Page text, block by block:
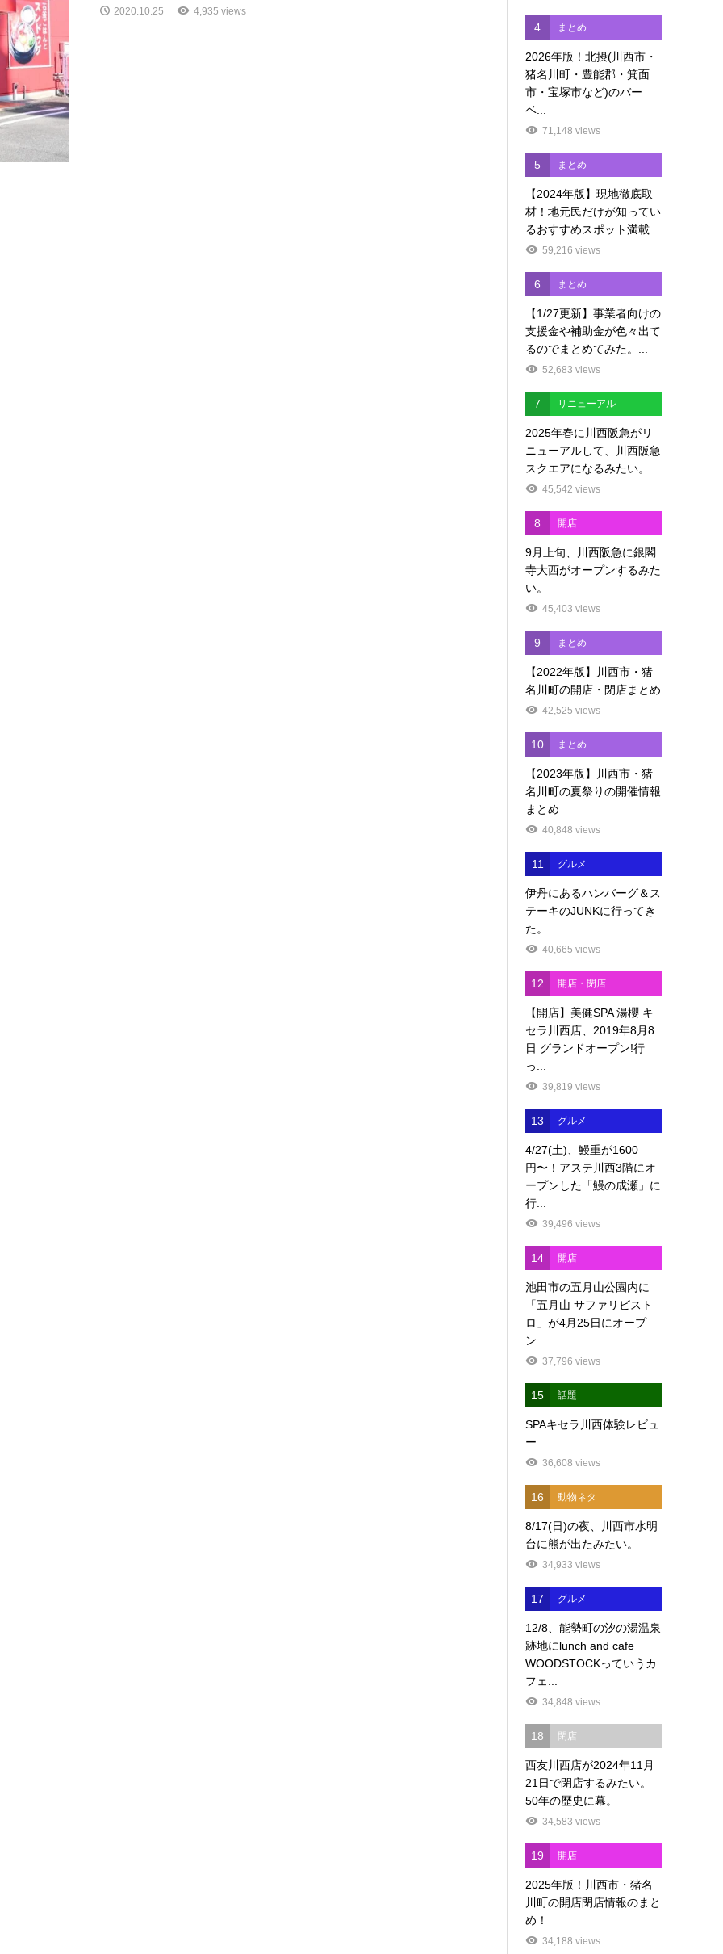
2020.10.25 4,935 views
4 まとめ
2026年版！北摂(川西市・
猪名川町・豊能郡・箕面
市・宝塚市など)のバー
ベ...
71,148 views
5 まとめ
【2024年版】現地徹底取
材！地元民だけが知ってい
るおすすめスポット満載...
59,216 views
6 まとめ
【1/27更新】事業者向けの
支援金や補助金が色々出て
るのでまとめてみた。...
52,683 views
7 リニューアル
2025年春に川西阪急がリ
ニューアルして、川西阪急
スクエアになるみたい。
45,542 views
8 開店
9月上旬、川西阪急に銀閣
寺大西がオープンするみた
い。
45,403 views
9 まとめ
【2022年版】川西市・猪
名川町の開店・閉店まとめ
42,525 views
10 まとめ
【2023年版】川西市・猪
名川町の夏祭りの開催情報
まとめ
40,848 views
11 グルメ
伊丹にあるハンバーグ＆ス
テーキのJUNKに行ってき
た。
40,665 views
12 開店・閉店
【開店】美健SPA 湯櫻 キ
セラ川西店、2019年8月8
日 グランドオープン!行
っ...
39,819 views
13 グルメ
4/27(土)、鰻重が1600
円〜！アステ川西3階にオ
ープンした「鰻の成瀬」に
行...
39,496 views
14 開店
池田市の五月山公園内に
「五月山 サファリビスト
ロ」が4月25日にオープ
ン...
37,796 views
15 話題
SPAキセラ川西体験レビュ
ー
36,608 views
16 動物ネタ
8/17(日)の夜、川西市水明
台に熊が出たみたい。
34,933 views
17 グルメ
12/8、能勢町の汐の湯温泉
跡地にlunch and cafe
WOODSTOCKっていうカ
フェ...
34,848 views
18 閉店
西友川西店が2024年11月
21日で閉店するみたい。
50年の歴史に幕。
34,583 views
19 開店
2025年版！川西市・猪名
川町の開店閉店情報のまと
め！
34,188 views